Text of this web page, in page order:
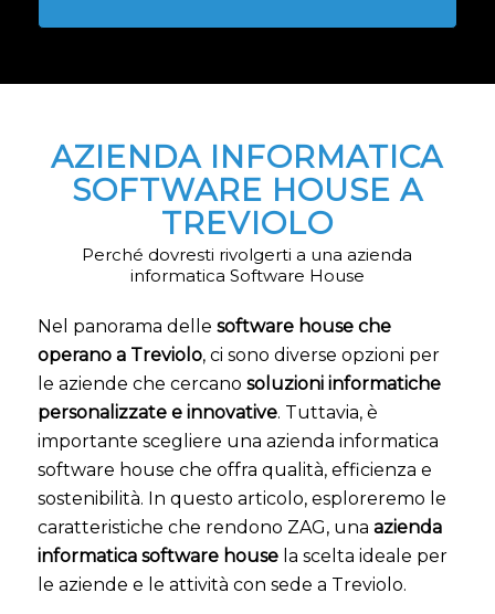
AZIENDA INFORMATICA
SOFTWARE HOUSE A
TREVIOLO
Perché dovresti rivolgerti a una azienda
informatica Software House
Nel panorama delle software house che
operano a Treviolo, ci sono diverse opzioni per
le aziende che cercano soluzioni informatiche
personalizzate e innovative. Tuttavia, è
importante scegliere una azienda informatica
software house che offra qualità, efficienza e
sostenibilità. In questo articolo, esploreremo le
caratteristiche che rendono ZAG, una azienda
informatica software house la scelta ideale per
le aziende e le attività con sede a Treviolo.